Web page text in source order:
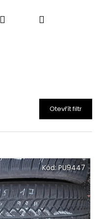
PřihlášeníNákupní
Otevřít filtr
Kód:PU9447